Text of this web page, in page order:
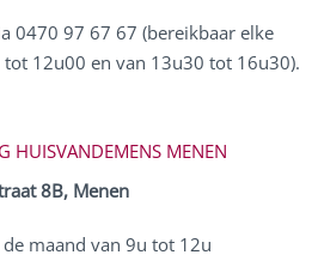
0470 97 67 67 (bereikbaar elke
12u00 en van 13u30 tot 16u30).
HUISVANDEMENS MENEN
8B, Menen
maand van 9u tot 12u